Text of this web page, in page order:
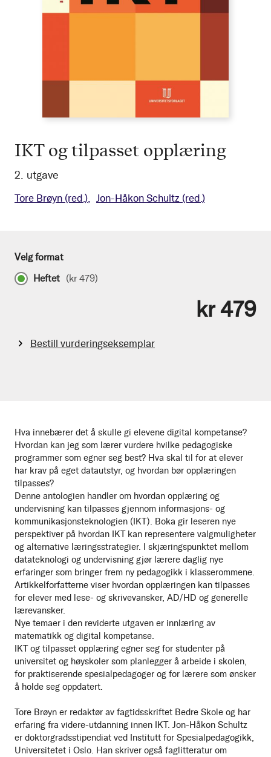
IKT og tilpasset opplæring
2. utgave
Tore Brøyn (red.) Jon-Håkon Schultz (red.)
Hva innebærer det å skulle gi elevene digital kompetanse?
Hvordan kan jeg som lærer vurdere hvilke pedagogiske
programmer som egner seg best? Hva skal til for at elever
har krav på eget datautstyr, og hvordan bør opplæringen
tilpasses?
Denne antologien handler om hvordan opplæring og
undervisning kan tilpasses gjennom informasjons- og
kommunikasjonsteknologien (IKT). Boka gir leseren nye
perspektiver på hvordan IKT kan representere valgmuligheter
og alternative læringsstrategier. I skjæringspunktet mellom
datateknologi og undervisning gjør lærere daglig nye
erfaringer som bringer frem ny pedagogikk i klasserommene.
Artikkelforfatterne viser hvordan opplæringen kan tilpasses
for elever med lese- og skrivevansker, AD/HD og generelle
lærevansker.
Nye temaer i den reviderte utgaven er innlæring av
matematikk og digital kompetanse.
IKT og tilpasset opplæring egner seg for studenter på
universitet og høyskoler som planlegger å arbeide i skolen,
for praktiserende spesialpedagoger og for lærere som ønsker
å holde seg oppdatert.
Tore Brøyn er redaktør av fagtidsskriftet Bedre Skole og har
erfaring fra videre-utdanning innen IKT. Jon-Håkon Schultz
er doktorgradsstipendiat ved Institutt for Spesialpedagogikk,
Universitetet i Oslo. Han skriver også faglitteratur om
Velg format
Heftet (kr 479)
kr 479
Bestill vurderingseksemplar